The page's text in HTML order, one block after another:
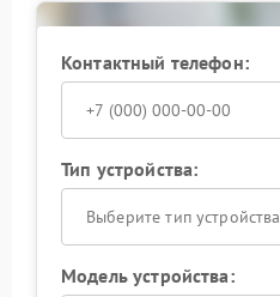
Контактный телефон:
Тип устройства:
Выберите тип устройства
Модель устройства: